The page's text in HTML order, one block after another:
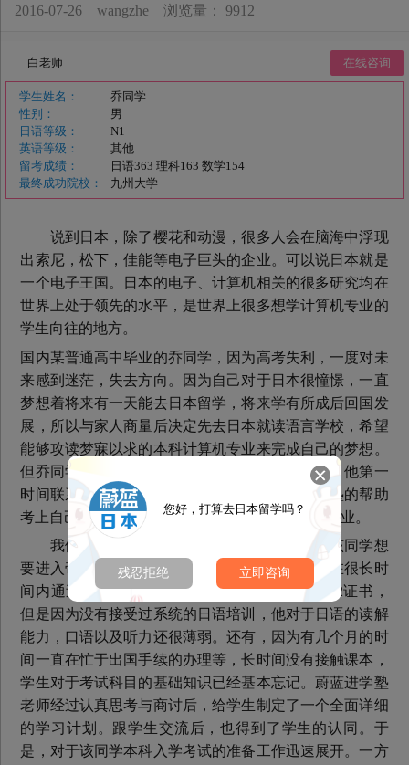
2016-07-26 wangzhe 浏览量： 9912
白老师 在线咨询
学生姓名：
乔同学
性别：
男
日语等级：
N1
英语等级：
其他
留考成绩：
日语363 理科163 数学154
最终成功院校：
九州大学
说到日本，除了樱花和动漫，很多人会在脑海中浮现
出索尼，松下，佳能等电子巨头的企业。可以说日本就是
一个电子王国。日本的电子、计算机相关的很多研究均在
世界上处于领先的水平，是世界上很多想学计算机专业的
学生向往的地方。
国内某普通高中毕业的乔同学，因为高考失利，一度对未
来感到迷茫，失去方向。因为自己对于日本很憧憬，一直
梦想着将来有一天能去日本留学，将来学有所成后回国发
展，所以与家人商量后决定先去日本就读语言学校，希望
能够攻读梦寐以求的本科计算机专业来完成自己的梦想。
但乔同学深知自己能力有限，在到达语言学校后，他第一
时间联系到了蔚蓝进学塾，希望能通过蔚蓝进学塾的帮助
考上自己心仪的帝国大学---九州大学攻读计算机专业。
我们的老师跟乔同学深入交谈之后，了解到该同学想
要进入帝国大的决心。同时了解到，虽然该同学在很长时
间内通过自学日语有了一定的基础，并考取了N2证书，
但是因为没有接受过系统的日语培训，他对于日语的读解
能力，口语以及听力还很薄弱。还有，因为有几个月的时
间一直在忙于出国手续的办理等，长时间没有接触课本，
学生对于考试科目的基础知识已经基本忘记。蔚蓝进学塾
老师经过认真思考与商讨后，给学生制定了一个全面详细
的学习计划。跟学生交流后，也得到了学生的认同。于
是，对于该同学本科入学考试的准备工作迅速展开。一方
您好，打算去日本留学吗？
残忍拒绝 立即咨询